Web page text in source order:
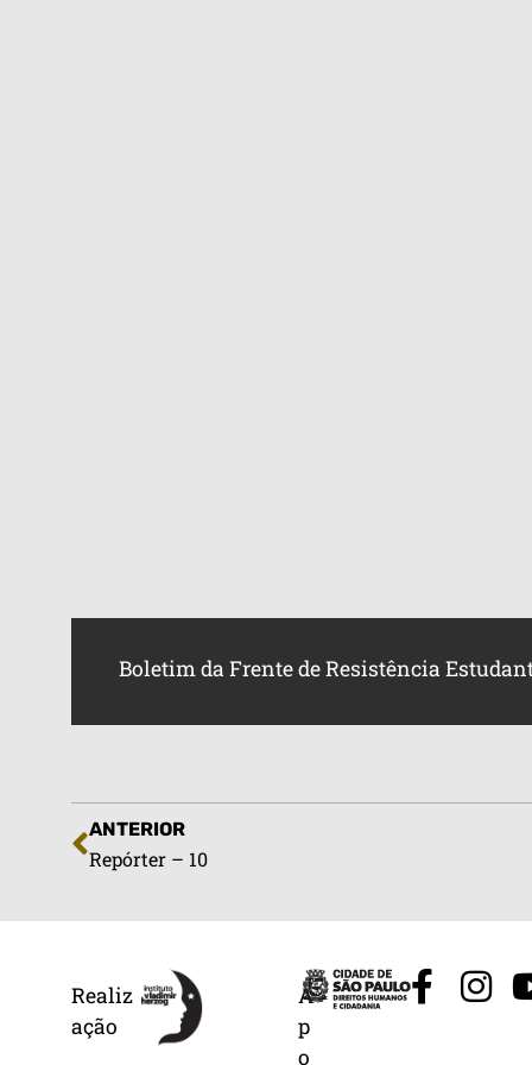
Boletim da Frente de Resistência
ANTERIOR
Repórter – 10
Realiz
ação
A
p
o